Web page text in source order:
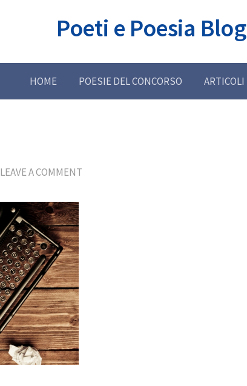
Poeti e Poesia Blog
HOME POESIE DEL CONCORSO ARTICOLI
LEAVE A COMMENT